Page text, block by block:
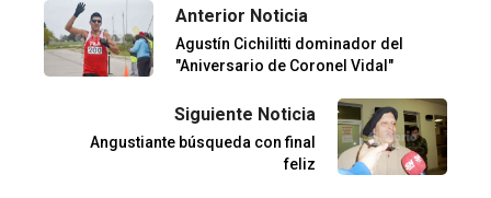
Anterior Noticia
Agustín Cichilitti dominador del
"Aniversario de Coronel Vidal"
Siguiente Noticia
Angustiante búsqueda con final
feliz